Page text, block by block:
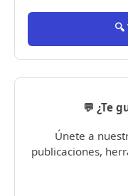
💬 ¿Te
Únete a
publicaciones,